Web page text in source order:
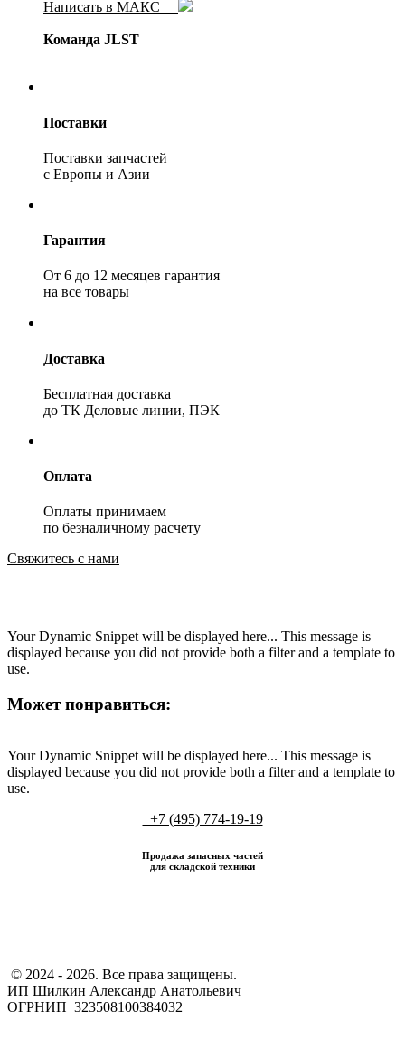
Написать в МАКС
Команда JLST
Поставки
Поставки запчастей
с Европы и Азии
Гарантия
От 6 до 12 месяцев гарантия
на все товары
Доставка
Бесплатная доставка
до ТК Деловые линии, ПЭК
Оплата
Оплаты принимаем
по безналичному расчету
Свяжитесь с нами
Your Dynamic Snippet will be displayed here... This message is
displayed because you did not provide both a filter and a template to
use.
Может понравиться:
Your Dynamic Snippet will be displayed here... This message is
displayed because you did not provide both a filter and a template to
use.
+7 (495) 774-19-19
Продажа запасных частей
для складской техники
​ © 2024 - 2026. Все права защищены.
ИП Шилкин Александр Анатольевич
ОГРНИП 323508100384032